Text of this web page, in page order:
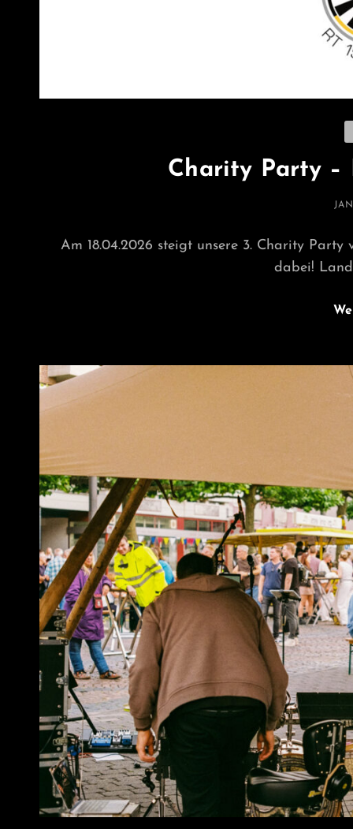
Charity Party –
Am 18.04.2026 steigt unsere 3. Charity
dabei!